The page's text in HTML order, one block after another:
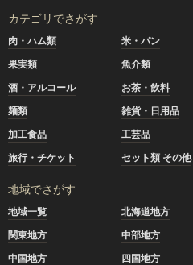
カテゴリでさがす
肉・ハム類 米・パン
果実類
魚介類
酒・アルコール
お茶・飲料
麺類
雑貨・日用品
加工食品
工芸品
旅行・チケット
セット類 その他
地域でさがす
地域一覧 北海道地方
関東地方
中部地方
中国地方
四国地方